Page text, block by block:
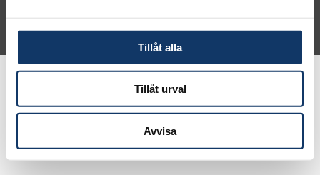
Tillåt alla
Tillåt urval
Avvisa